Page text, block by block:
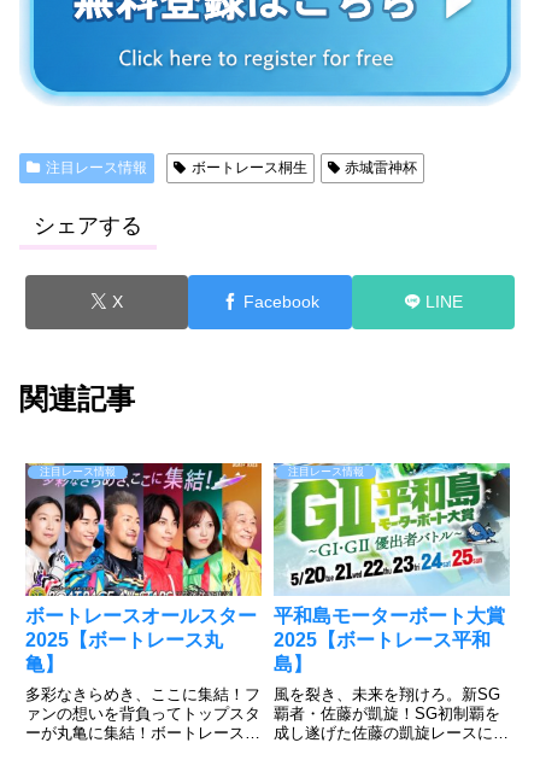
注目レース情報 ボートレース桐生 赤城雷神杯
シェアする
X Facebook LINE
関連記事
注目レース情報
ボートレースオールスター
2025【ボートレース丸
亀】
多彩なきらめき、ここに集結！フ
ァンの想いを背負ってトップスタ
ーが丸亀に集結！ボートレース丸
注目レース情報
平和島モーターボート大賞
2025【ボートレース平和
島】
風を裂き、未来を翔けろ。新SG
覇者・佐藤が凱旋！SG初制覇を
成し遂げた佐藤の凱旋レースに注